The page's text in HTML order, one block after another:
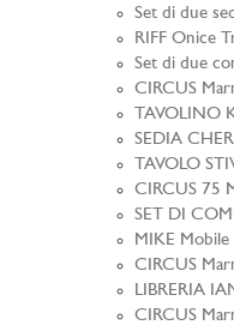
Set di due
RIFF Onice
Set di due
CIRCUS
TAVOLINO
SEDIA
TAVOLO
CIRCUS 75
SET DI
MIKE Mobile
CIRCUS
LIBRERIA
CIRCUS